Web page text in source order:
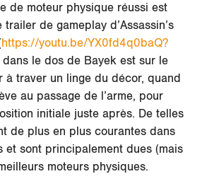
de moteur physique réussi est
de gameplay d’Assassin’s
https://youtu.be/YX0fd4q0baQ?
dans le dos de Bayek est sur le
à traver un linge du décor, quand
au passage de l’arme, pour
initiale juste après. De telles
de plus en plus courantes dans
et sont principalement dues (mais
moteurs physiques.